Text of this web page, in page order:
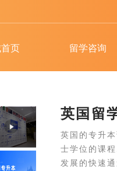
页 留学咨询
英国留
英国的专升
士学位的课
发展的快速通